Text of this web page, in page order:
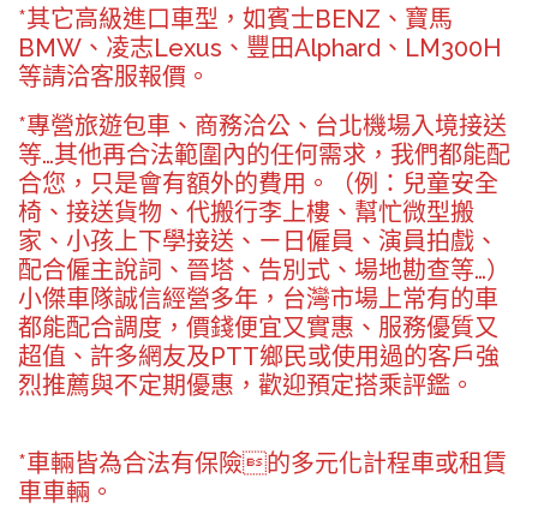
*其它高級進口車型，如賓士BENZ、寶馬
BMW、凌志Lexus、豐田Alphard、LM300H
等請洽客服報價。
*專營旅遊包車、商務洽公、台北機場入境接送
等…其他再合法範圍內的任何需求，我們都能配
合您，只是會有額外的費用。（例：兒童安全
椅、接送貨物、代搬行李上樓、幫忙微型搬
家、小孩上下學接送、ㄧ日僱員、演員拍戲、
配合僱主說詞、晉塔、告別式、場地勘查等…）
小傑車隊誠信經營多年，台灣市場上常有的車
都能配合調度，價錢便宜又實惠、服務優質又
超值、許多網友及PTT鄉民或使用過的客戶強
烈推薦與不定期優惠，歡迎預定搭乘評鑑。
*車輛皆為合法有保險的多元化計程車或租賃
車車輛。